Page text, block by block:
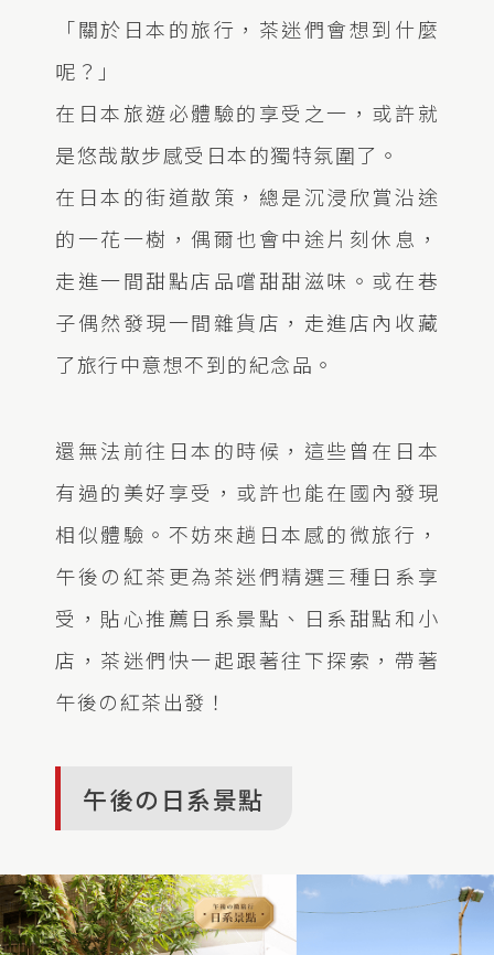
「關於日本的旅行，茶迷們會想到什麼
呢？」
在日本旅遊必體驗的享受之一，或許就
是悠哉散步感受日本的獨特氛圍了。
在日本的街道散策，總是沉浸欣賞沿途
的一花一樹，偶爾也會中途片刻休息，
走進一間甜點店品嚐甜甜滋味。或在巷
子偶然發現一間雜貨店，走進店內收藏
了旅行中意想不到的紀念品。
還無法前往日本的時候，這些曾在日本
有過的美好享受，或許也能在國內發現
相似體驗。不妨來趟日本感的微旅行，
午後の紅茶更為茶迷們精選三種日系享
受，貼心推薦日系景點、日系甜點和小
店，茶迷們快一起跟著往下探索，帶著
午後の紅茶出發！
午後の日系景點